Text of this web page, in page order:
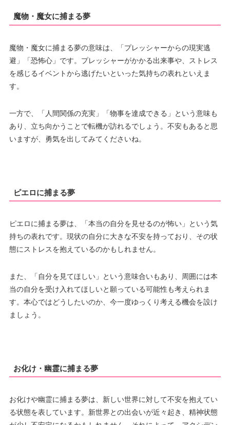
魔物・魔女に捕まる夢
魔物・魔女に捕まる夢の意味は、「プレッシャーからの現実逃
避」「恐怖心」です。プレッシャーがかかる出来事や、ストレス
を感じるイベントから逃げたいといった気持ちの表れといえま
す。
一方で、「人間関係の充実」「物事を達成できる」という意味も
あり、立ち向かうことで転機が訪れるでしょう。不安もあると思
いますが、勇気を出してみてくださいね。
ピエロに捕まる夢
ピエロに捕まる夢は、「本当の自分を見せるのが怖い」という気
持ちの表れです。現状の自分に大きな不安を持っており、その状
態にストレスを抱えているのかもしれません。
また、「自分を見てほしい」という意味合いもあり、周囲には本
当の自分を受け入れてほしいと願っている可能性も考えられま
す。本心ではどうしたいのか、今一度ゆっくり考える機会を設け
ましょう。
お化け・幽霊に捕まる夢
お化けや幽霊に捕まる夢は、新しい世界に対して不安を抱えてい
る状態を表しています。新世界との出会いが近々起き、精神状態